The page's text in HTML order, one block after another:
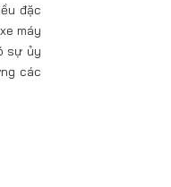
đặc
máy
sự ủy
các